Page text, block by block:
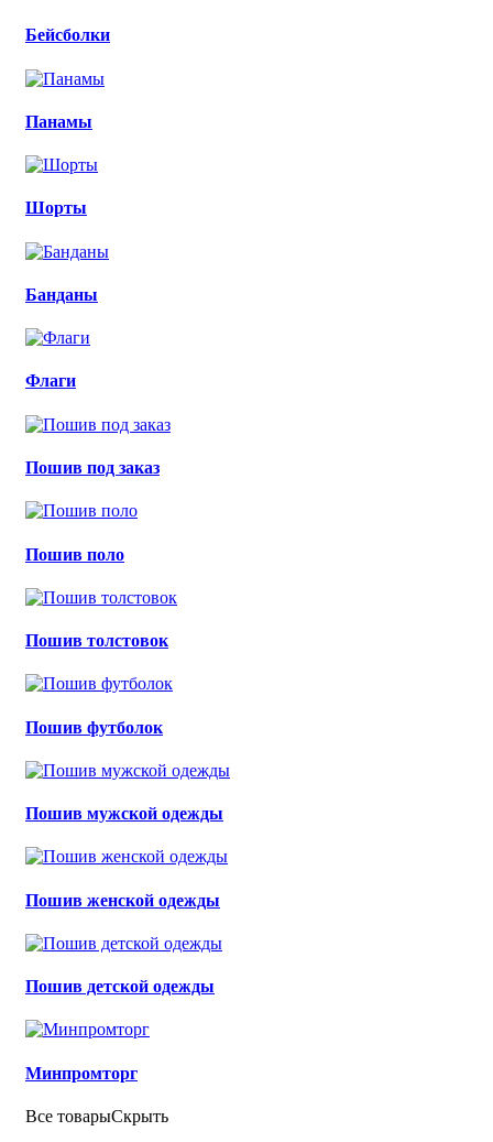
Бейсболки
Панамы
Шорты
Банданы
Флаги
Пошив под заказ
Пошив поло
Пошив толстовок
Пошив футболок
Пошив мужской одежды
Пошив женской одежды
Пошив детской одежды
Минпромторг
Все товарыСкрыть